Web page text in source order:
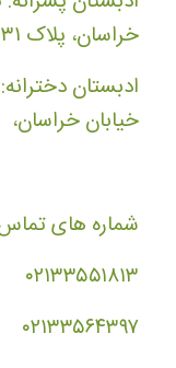
خراسان، پلاک ۳۱
ادبستان
خیابان خراسان،
شماره های
۰۲۱۳۳۵۵۱۸۱۳
۰۲۱۳۳۵۶۴۳۹۷